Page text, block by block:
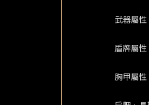
武器屬
盾牌屬
胸甲屬